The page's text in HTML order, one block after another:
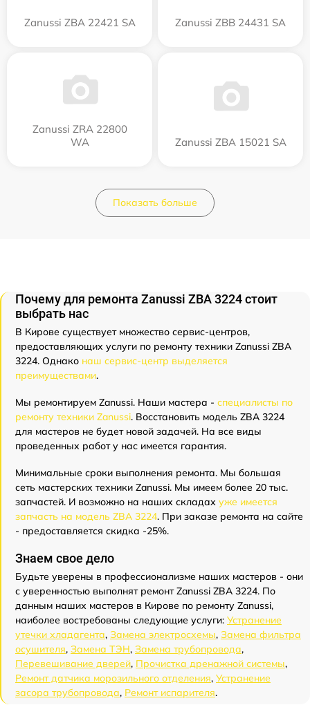
Zanussi ZBA 22421 SA Zanussi ZBB 24431 SA
Zanussi ZRA 22800
WA
Zanussi ZBA 15021 SA
Показать больше
Почему для ремонта Zanussi ZBA 3224 стоит
выбрать нас
В Кирове существует множество сервис-центров,
предоставляющих услуги по ремонту техники Zanussi ZBA
3224. Однако наш сервис-центр выделяется
преимуществами.
Мы ремонтируем Zanussi. Наши мастера - специалисты по
ремонту техники Zanussi. Восстановить модель ZBA 3224
для мастеров не будет новой задачей. На все виды
проведенных работ у нас имеется гарантия.
Минимальные сроки выполнения ремонта. Мы большая
сеть мастерских техники Zanussi. Мы имеем более 20 тыс.
запчастей. И возможно на наших складах уже имеется
запчасть на модель ZBA 3224. При заказе ремонта на сайте
- предоставляется скидка -25%.
Знаем свое дело
Будьте уверены в профессионализме наших мастеров - они
с уверенностью выполнят ремонт Zanussi ZBA 3224. По
данным наших мастеров в Кирове по ремонту Zanussi,
наиболее востребованы следующие услуги: Устранение
утечки хладагента, Замена электросхемы, Замена фильтра
осушителя, Замена ТЭН, Замена трубопровода,
Перевешивание дверей, Прочистка дренажной системы,
Ремонт датчика морозильного отделения, Устранение
засора трубопровода, Ремонт испарителя.